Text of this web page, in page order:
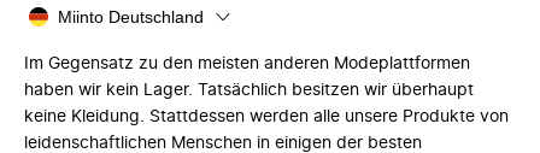
Miinto Deutschland
Im Gegensatz zu den meisten anderen Modeplattformen
haben wir kein Lager. Tatsächlich besitzen wir überhaupt
keine Kleidung. Stattdessen werden alle unsere Produkte von
leidenschaftlichen Menschen in einigen der besten